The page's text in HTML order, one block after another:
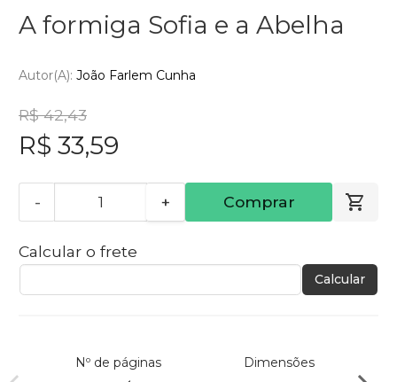
A formiga Sofia e a Abelha
Autor(a): João Farlem Cunha
R$ 42,43
R$ 33,59
- + Comprar
Calcular o frete
Calcular
Nº de páginas Dimensões